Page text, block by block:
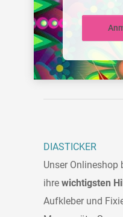
DIASTICKER
Unser
ihre wichtigsten
Aufkleber und